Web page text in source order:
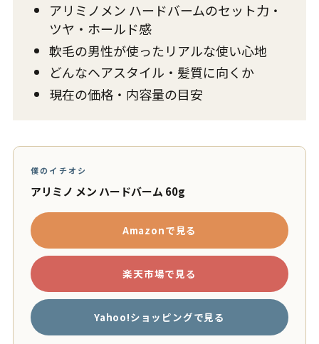
アリミノメン ハードバームのセット力・
ツヤ・ホールド感
軟毛の男性が使ったリアルな使い心地
どんなヘアスタイル・髪質に向くか
現在の価格・内容量の目安
僕のイチオシ
アリミノ メン ハードバーム 60g
Amazonで見る
楽天市場で見る
Yahoo!ショッピングで見る